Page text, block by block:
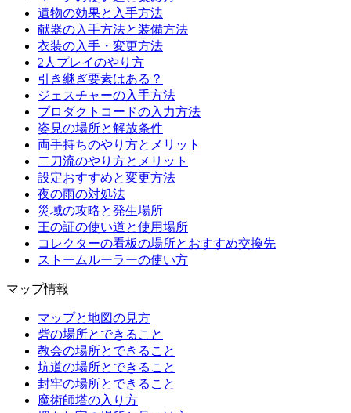
遺物の効果と入手方法
献器の入手方法と装備方法
衣装の入手・変更方法
2人プレイのやり方
引き継ぎ要素はある？
ジェスチャーの入手方法
プロダクトコードの入力方法
姿見の場所と解放条件
両手持ちのやり方とメリット
二刀流のやり方とメリット
設定おすすめと変更方法
夜の雨の対処法
災域の攻略と発生場所
王の証の使い道と使用場所
コレクターの看板の場所とおすすめ交換先
ストームルーラーの使い方
マップ情報
マップと地図の見方
砦の場所とできること
教会の場所とできること
坑道の場所とできること
封牢の場所とできること
魔術師塔の入り方